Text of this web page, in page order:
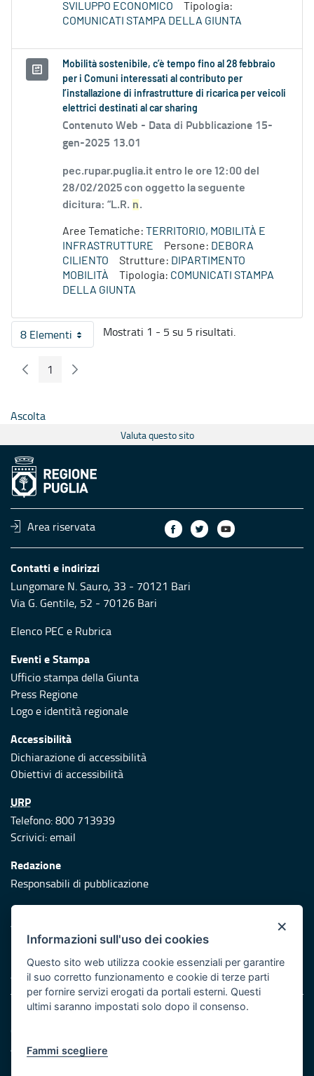
SVILUPPO ECONOMICO
Tipologia:
COMUNICATI STAMPA DELLA GIUNTA
Mobilità sostenibile, c’è tempo fino al 28 febbraio
per i Comuni interessati al contributo per
l’installazione di infrastrutture di ricarica per veicoli
elettrici destinati al car sharing
Contenuto Web - Data di Pubblicazione 15-
gen-2025 13.01
pec.rupar.puglia.it entro le ore 12:00 del
28/02/2025 con oggetto la seguente
dicitura: “L.R. n.
Aree Tematiche: TERRITORIO, MOBILITÀ E
INFRASTRUTTURE
Persone: DEBORA
CILIENTO
Strutture: DIPARTIMENTO
MOBILITÀ
Tipologia: COMUNICATI STAMPA
DELLA GIUNTA
8 ElementiPer pagina
Mostrati 1 - 5 su 5 risultati.
Pagina Precedente
Pagina
1 Pagina Seguente
Ascolta
Valuta questo sito
Area riservata
Contatti e indirizzi
Lungomare N. Sauro, 33 - 70121 Bari
Via G. Gentile, 52 - 70126 Bari
Elenco PEC e Rubrica
Eventi e Stampa
Ufficio stampa della Giunta
Press Regione
Logo e identità regionale
Accessibilità
Dichiarazione di accessibilità
Obiettivi di accessibilità
URP
Telefono: 800 713939
Scrivici:email
Redazione
Responsabili di pubblicazione
Protezione civile
Vai al sito di Protezione Civile Puglia
Iniziativa finanziata con risorse del POR Puglia 2014/2020 -
Asse XI
Note legali
Cookie e privacy
Atti di notifica
×
Informazioni sull'uso dei cookies
Questo sito web utilizza cookie essenziali per garantire
il suo corretto funzionamento e cookie di terze parti
per fornire servizi erogati da portali esterni. Questi
ultimi saranno impostati solo dopo il consenso.
Fammi scegliere